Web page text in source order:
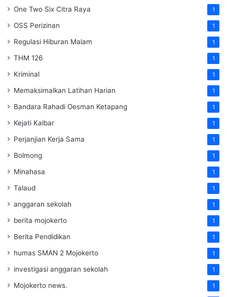
One Two Six Citra Raya 1
OSS Perizinan 1
Regulasi Hiburan Malam 1
THM 126 1
Kriminal 1
Memaksimalkan Latihan Harian 1
Bandara Rahadi Oesman Ketapang 1
Kejati Kalbar 1
Perjanjian Kerja Sama 1
Bolmong 1
Minahasa 1
Talaud 1
anggaran sekolah 1
berita mojokerto 1
Berita Pendidikan 1
humas SMAN 2 Mojokerto 1
investigasi anggaran sekolah 1
Mojokerto news. 1